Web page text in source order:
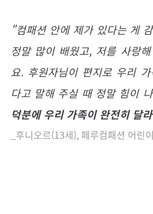
"컴패션 안에 제가 있다는 게
정말 많이 배웠고, 저를 사랑
요. 후원자님이 편지로 우리
다고 말해 주실 때 정말 힘이
덕분에 우리 가족이 완전히 달
_후니오르(13세), 페루컴패션 어린이